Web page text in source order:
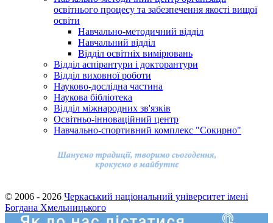
освітнього процесу та забезпечення якості вищої
освіти
Навчально-методичний відділ
Навчальний відділ
Відділ освітніх вимірювань
Відділ аспірантури і докторантури
Відділ виховної роботи
Науково-дослідна частина
Наукова бібліотека
Відділ міжнародних зв'язків
Освітньо-інноваційний центр
Навчально-спортивний комплекс "Сокирно"
© 2006 - 2026 Черкаський національний університет імені
Богдана Хмельницького